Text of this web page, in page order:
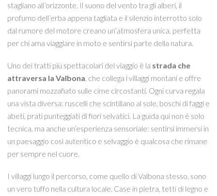
stagliano all’orizzonte. Il suono del vento tra gli alberi, il
profumo dell’erba appena tagliata e il silenzio interrotto solo
dal rumore del motore creano un’atmosfera unica, perfetta
per chi ama viaggiare in moto e sentirsi parte della natura.
Uno dei tratti più spettacolari del viaggio è la strada che
attraversa la Valbona, che collega i villaggi montani e offre
panorami mozzafiato sulle cime circostanti. Ogni curva regala
una vista diversa: ruscelli che scintillano al sole, boschi di faggi e
abeti, prati punteggiati di fiori selvatici. La guida qui non è solo
tecnica, ma anche un’esperienza sensoriale: sentirsi immersi in
un paesaggio così autentico e selvaggio è qualcosa che rimane
per sempre nel cuore.
I villaggi lungo il percorso, come quello di Valbona stesso, sono
un vero tuffo nella cultura locale. Case in pietra, tetti di legno e